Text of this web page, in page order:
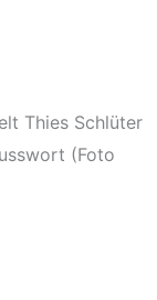
Thies Schlüter
(Foto